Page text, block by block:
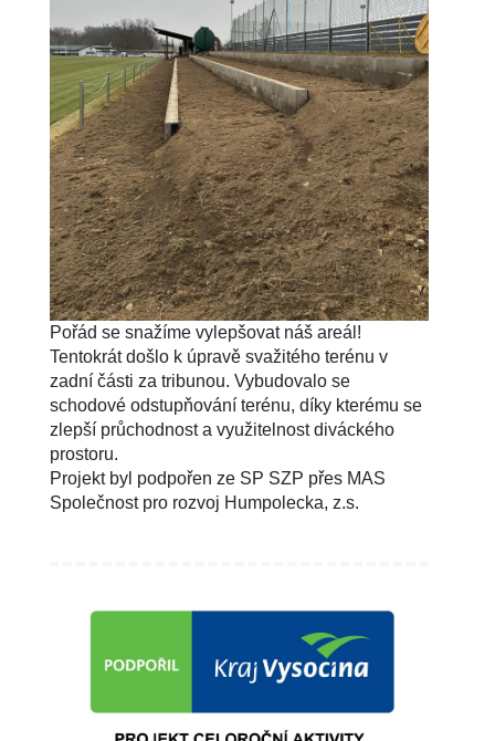
Pořád se snažíme vylepšovat náš areál!
Tentokrát došlo k úpravě svažitého terénu v
zadní části za tribunou. Vybudovalo se
schodové odstupňování terénu, díky kterému se
zlepší průchodnost a využitelnost diváckého
prostoru.
Projekt byl podpořen ze SP SZP přes MAS
Společnost pro rozvoj Humpolecka, z.s.